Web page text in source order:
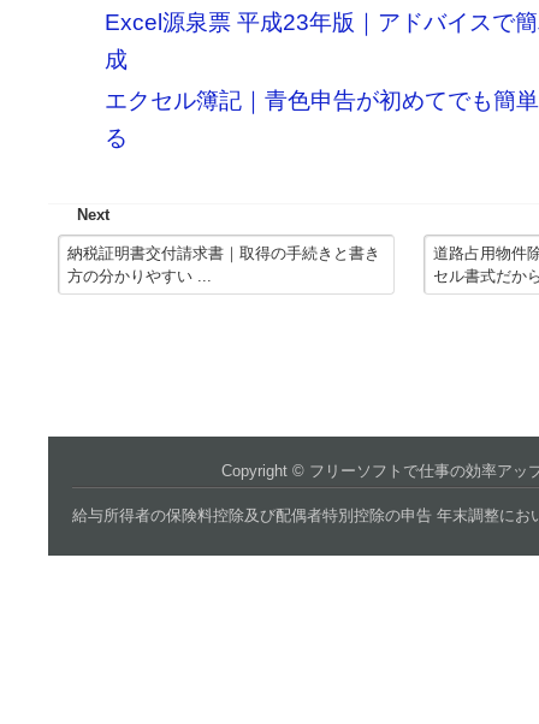
Excel源泉票 平成23年版｜アドバイスで
成
エクセル簿記｜青色申告が初めてでも簡
る
Next
納税証明書交付請求書｜取得の手続きと書き
方の分かりやすい ...
道路占用物件
セル書式だか
Copyright © フリーソフトで仕事の効率アッ
給与所得者の保険料控除及び配偶者特別控除の申告 年末調整にお